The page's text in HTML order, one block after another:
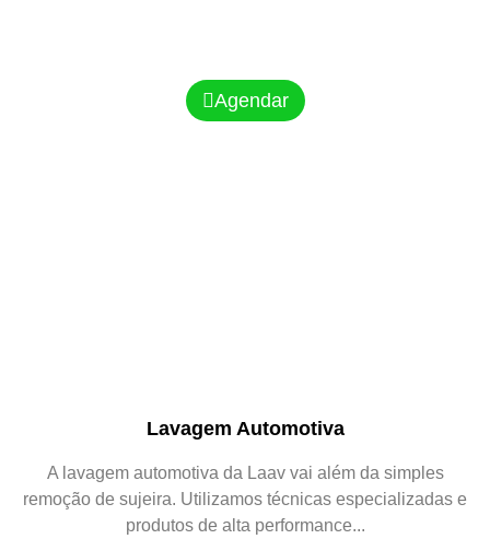
Agendar
Lavagem Automotiva
A lavagem automotiva da Laav vai além da simples
remoção de sujeira. Utilizamos técnicas especializadas e
produtos de alta performance...